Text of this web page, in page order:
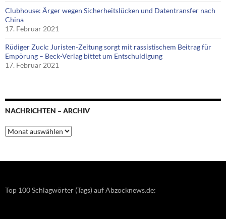
Clubhouse: Ärger wegen Sicherheitslücken und Datentransfer nach
China
17. Februar 2021
Rüdiger Zuck: Juristen-Zeitung sorgt mit rassistischem Beitrag für
Empörung – Beck-Verlag bittet um Entschuldigung
17. Februar 2021
NACHRICHTEN – ARCHIV
Nachrichten
–
Top 100 Schlagwörter (Tags) auf Abzocknews.de: